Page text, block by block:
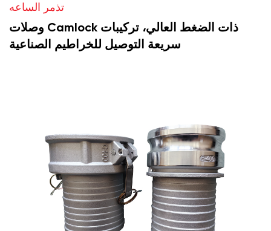
تذمر الساعه
وصلات Camlock ذات الضغط العالي، تركيبات
سريعة التوصيل للخراطيم الصناعية